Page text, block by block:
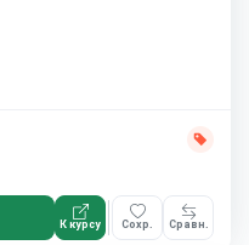
К курсу Сохр. Сравн.